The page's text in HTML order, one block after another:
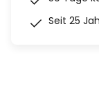
Seit 25